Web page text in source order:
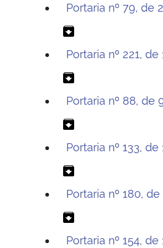
Portaria nº 79, de
archive
Portaria nº 221,
archive
Portaria nº 88, de
archive
Portaria nº 133,
archive
Portaria nº 180,
archive
Portaria nº 154,